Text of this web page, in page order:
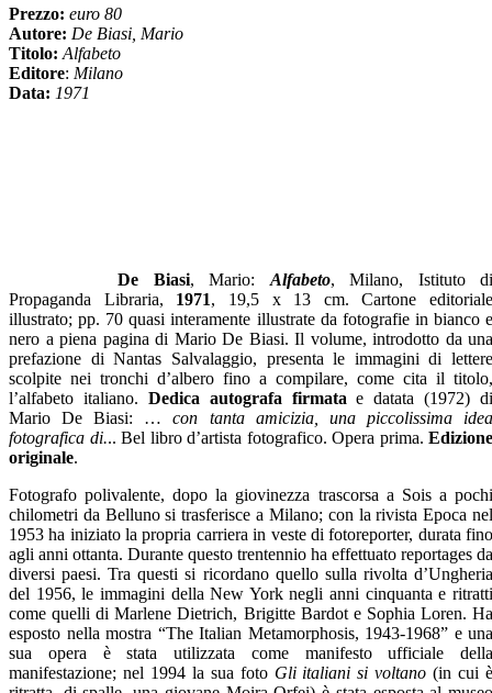
Prezzo: euro 80
Autore: De Biasi, Mario
Titolo: Alfabeto
Editore: Milano
Data: 1971
De Biasi, Mario: Alfabeto, Milano, Istituto di
Propaganda Libraria, 1971, 19,5 x 13 cm. Cartone editoriale
illustrato; pp. 70 quasi interamente illustrate da fotografie in bianco e
nero a piena pagina di Mario De Biasi. Il volume, introdotto da una
prefazione di Nantas Salvalaggio, presenta le immagini di lettere
scolpite nei tronchi d’albero fino a compilare, come cita il titolo,
l’alfabeto italiano. Dedica autografa firmata e datata (1972) di
Mario De Biasi: …con tanta amicizia, una piccolissima
fotografica di... Bel libro d’artista fotografico. Opera prima. Edizione
originale.
Fotografo polivalente, dopo la giovinezza trascorsa a Sois a pochi
chilometri da Belluno si trasferisce a Milano; con la rivista Epoca nel
1953 ha iniziato la propria carriera in veste di fotoreporter, durata fino
agli anni ottanta. Durante questo trentennio ha effettuato reportages da
diversi paesi. Tra questi si ricordano quello sulla rivolta d’Ungheria
del 1956, le immagini della New York negli anni cinquanta e ritratti
come quelli di Marlene Dietrich, Brigitte Bardot e Sophia Loren. Ha
esposto nella mostra “The Italian Metamorphosis, 1943-1968” e una
sua opera è stata utilizzata come manifesto ufficiale della
manifestazione; nel 1994 la sua foto Gli italiani si voltano (in cui è